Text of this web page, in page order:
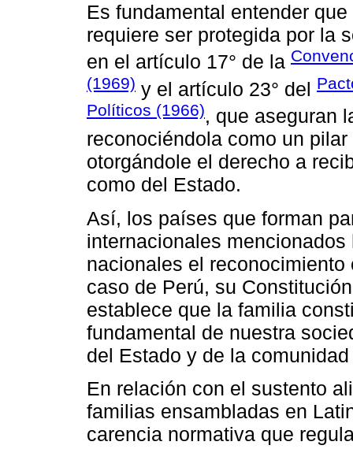
Es fundamental entender
requiere ser protegida por la
en el artículo 17° de la
(1969) y el artículo 23° del
Políticos (1966), que aseguran
reconociéndola como un
otorgándole el derecho a
como del Estado.
Así, los países que forman
internacionales
nacionales el
caso de Perú, su
establece que la familia
fundamental de nuestra
del Estado y de la
En relación con el sustento
familias ensambladas en
carencia normativa que